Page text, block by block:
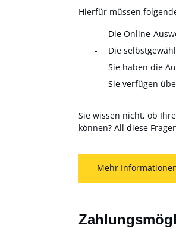
Hierfür müssen
Die Online-
Die
Sie haben die
Sie verfügen
Sie wissen nicht, ob
können? All diese
Mehr